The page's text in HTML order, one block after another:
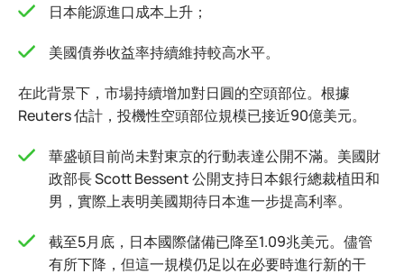
日本能源進口成本上升；
美國債券收益率持續維持較高水平。
在此背景下，市場持續增加對日圓的空頭部位。根據
Reuters 估計，投機性空頭部位規模已接近90億美元。
華盛頓目前尚未對東京的行動表達公開不滿。美國財
政部長 Scott Bessent 公開支持日本銀行總裁植田和
男，實際上表明美國期待日本進一步提高利率。
截至5月底，日本國際儲備已降至1.09兆美元。儘管
有所下降，但這一規模仍足以在必要時進行新的干